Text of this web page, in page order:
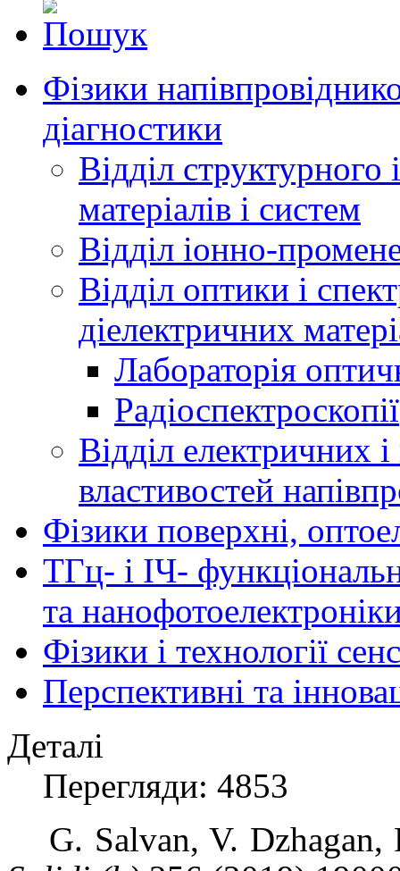
Фізики
діагностики
Відділ структурного
матеріалів і систем
Відділ іонно-
Відділ оптики і
діелектричних
Лабораторія
Радіоспектроскопії
Відділ електричних
властивостей
Фізики поверхні,
ТГц- і ІЧ-
та
Фізики і технології
Перспективні та
Деталі
Перегляди: 4853
G. Salvan, V.